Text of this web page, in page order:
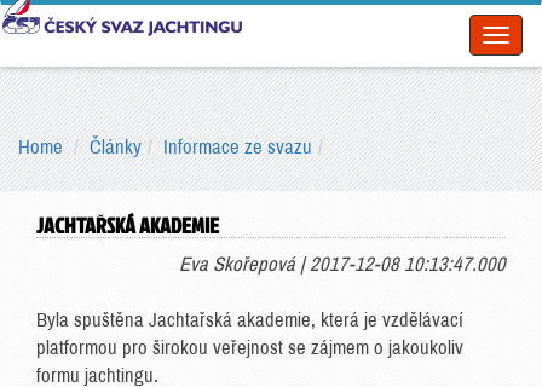
Home Články Informace ze svazu
JACHTAŘSKÁ AKADEMIE
Eva Skořepová | 2017-12-08 10:13:47.000
Byla spuštěna Jachtařská akademie, která je vzdělávací
platformou pro širokou veřejnost se zájmem o jakoukoliv
formu jachtingu.